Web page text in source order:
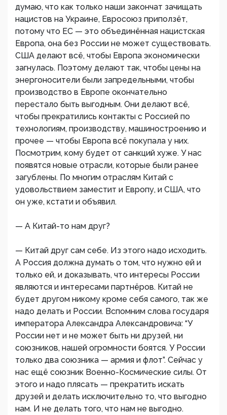
думаю, что как только наши закончат зачищать
нацистов на Украине, Евросоюз приползёт,
потому что ЕС — это объединённая нацистская
Европа, она без России не может существовать.
США делают всё, чтобы Европа экономически
загнулась. Поэтому делают так, чтобы цены на
энергоносители были запредельными, чтобы
производство в Европе окончательно
перестало быть выгодным. Они делают всё,
чтобы прекратились контакты с Россией по
технологиям, производству, машиностроению и
прочее — чтобы Европа всё покупала у них.
Посмотрим, кому будет от санкций хуже. У нас
появятся новые отрасли, которые были ранее
загублены. По многим отраслям Китай с
удовольствием заместит и Европу, и США, что
он уже, кстати и объявил.
— А Китай-то нам друг?
— Китай друг сам себе. Из этого надо исходить.
А Россия должна думать о том, что нужно ей и
только ей, и доказывать, что интересы России
являются и интересами партнёров. Китай не
будет другом никому кроме себя самого, так же
надо делать и России. Вспомним слова государя
императора Александра Александровича: “У
России нет и не может быть ни друзей, ни
союзников, нашей огромности боятся. У России
только два союзника — армия и флот”. Сейчас у
нас ещё союзник Военно-Космические силы. От
этого и надо плясать — прекратить искать
друзей и делать исключительно то, что выгодно
нам. И не делать того, что нам не выгодно.